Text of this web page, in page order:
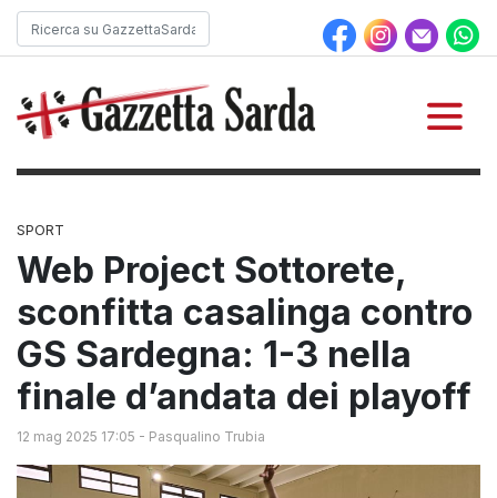
SPORT
Web Project Sottorete,
sconfitta casalinga contro
GS Sardegna: 1-3 nella
finale d’andata dei playoff
12 mag 2025 17:05 - Pasqualino Trubia